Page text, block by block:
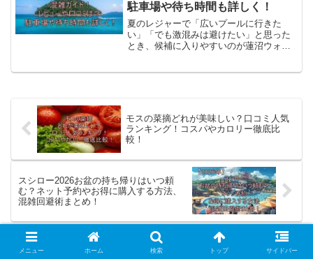
駐車場や待ち時間も詳しく！
夏のレジャーで「広いプールに行きた
い」「でも激混みは避けたい」と思った
とき、候補に入りやすいのが蓮沼ウォー
モスの菜摘どれが美味しい？口コミ人気
ランキング！コスパやカロリー徹底比
較！
スシロー2026お盆の持ち帰りはいつ頼
む？ネット予約やお得に購入する方法、
混雑回避術まとめ！
メニュー ホーム 検索 トップ サイドバー